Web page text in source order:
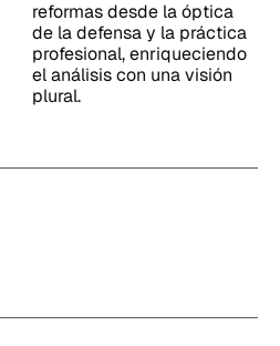
reformas desde la óptica
de la defensa y la práctica
profesional, enriqueciendo
el análisis con una visión
plural.